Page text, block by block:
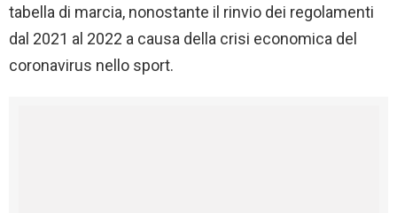
tabella di marcia, nonostante il rinvio dei regolamenti
dal 2021 al 2022 a causa della crisi economica del
coronavirus nello sport.